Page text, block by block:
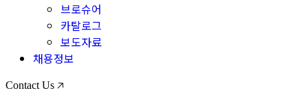
브로슈어
카탈로그
보도자료
채용정보
Contact Us 🡥